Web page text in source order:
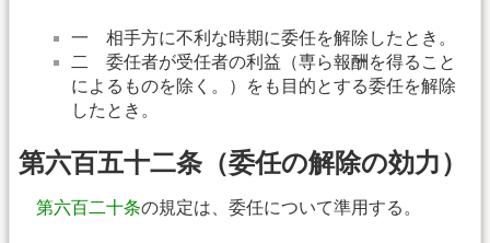
一 相手方に不利な時期に委任を解除したとき。
二 委任者が受任者の利益（専ら報酬を得ること
によるものを除く。）をも目的とする委任を解除
したとき。
第六百五十二条（委任の解除の効力）
第六百二十条の規定は、委任について準用する。